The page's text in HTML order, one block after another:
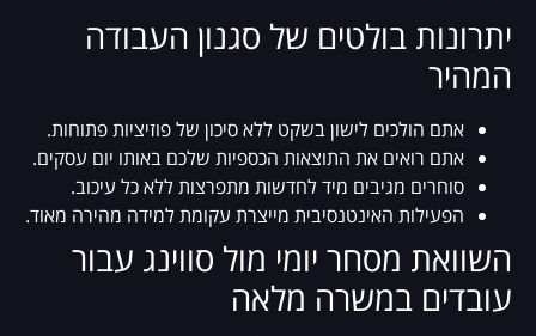
יתרונות בולטים של סגנון העבודה
המהיר
אתם הולכים לישון בשקט ללא סיכון של פוזיציות פתוחות.
אתם רואים את התוצאות הכספיות שלכם באותו יום עסקים.
סוחרים מגיבים מיד לחדשות מתפרצות ללא כל עיכוב.
הפעילות האינטנסיבית מייצרת עקומת למידה מהירה מאוד.
השוואת מסחר יומי מול סווינג עבור
עובדים במשרה מלאה